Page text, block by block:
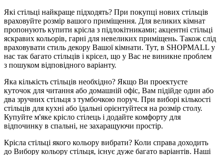
Які стільці найкраще підходять? При покупці нових стільців
враховуйте розмір вашого приміщення. Для великих кімнат
пропонують купити крісла з підлокітниками; акцентні стільці
яскравих кольорів, гарні для невеликих приміщень. Також слід
враховувати стиль декору Вашої кімнати. Тут, в SHOPMALL у
нас так багато стільців і крісел, що у Вас не виникне проблем
з пошуком відповідного варіанту.
Яка кількість стільців необхідно? Якщо Ви проектуєте
куточок для читання або домашній офіс, Вам підійде один або
два зручних стільця з тумбочкою поруч. При виборі кількості
стільців для кухні або їдальні орієнтуйтеся на розмір столу.
Купуйте м'яке крісло стілець і додайте комфорту для
відпочинку в спальні, не захаращуючи простір.
Крісла стільці якого кольору вибрати? Коли справа доходить
до Вибору кольору стільця, існує дуже багато варіантів. Наші